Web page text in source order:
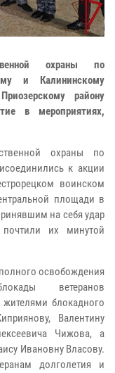
охраны по
и Калининскому
району
в мероприятиях,
охраны по
к акции
воинском
площади в
на себя удар
их минутой
освобождения
ветеранов
блокадного
Валентину
Чижова, а
Ивановну Власову.
долголетия и